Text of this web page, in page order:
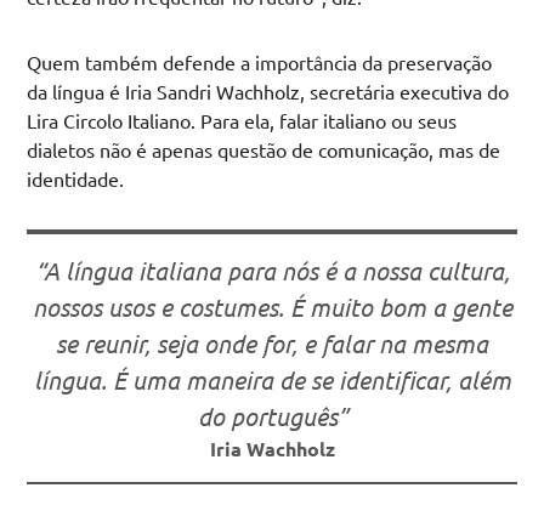
Quem também defende a importância da preservação
da língua é Iria Sandri Wachholz, secretária executiva do
Lira Circolo Italiano. Para ela, falar italiano ou seus
dialetos não é apenas questão de comunicação, mas de
identidade.
“A língua italiana para nós é a nossa cultura,
nossos usos e costumes. É muito bom a gente
se reunir, seja onde for, e falar na mesma
língua. É uma maneira de se identificar, além
do português”
Iria Wachholz